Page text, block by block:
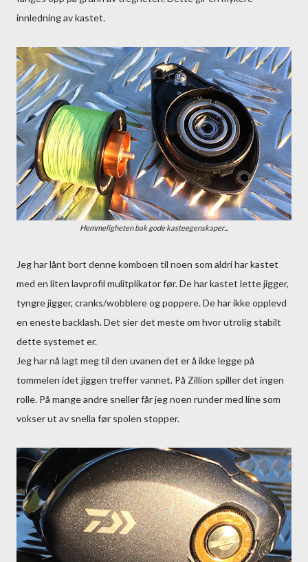
innledning av kastet.
Hemmeligheten bak gode kasteegenskaper...
Jeg har lånt bort denne komboen til noen som aldri har kastet
med en liten lavprofil mulitplikator før. De har kastet lette jigger,
tyngre jigger, cranks/wobblere og poppere. De har ikke opplevd
en eneste backlash. Det sier det meste om hvor utrolig stabilt
dette systemet er.
Jeg har nå lagt meg til den uvanen det er å ikke legge på
tommelen idet jiggen treffer vannet. På Zillion spiller det ingen
rolle. På mange andre sneller får jeg noen runder med line som
vokser ut av snella før spolen stopper.